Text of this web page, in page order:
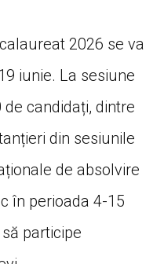
2026 se va
iunie. La sesiune
candidați, dintre
din sesiunile
de absolvire
în perioada 4-15
participe